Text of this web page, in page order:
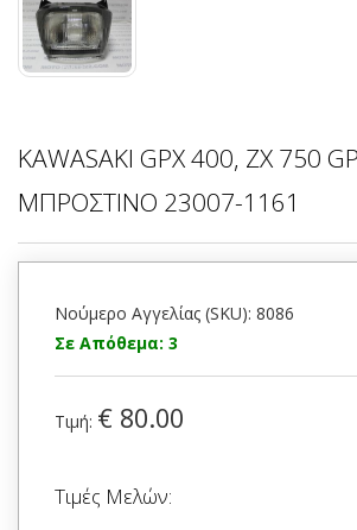
KAWASAKI GPX 400, ZX 750
ΜΠΡΟΣΤΙΝΟ 23007-1161
Νούμερο Αγγελίας (SKU): 8086
Σε Απόθεμα: 3
Τιμή: € 80.00
Τιμές Μελών: